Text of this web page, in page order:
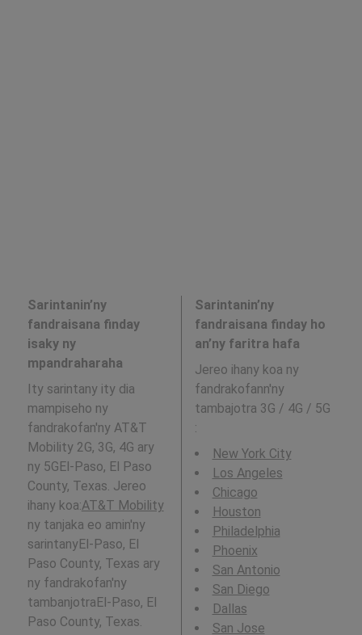
Sarintanin’ny
fandraisana finday
isaky ny
mpandraharaha
Ity sarintany ity dia
mampiseho ny
fandrakofan'ny AT&T
Mobility 2G, 3G, 4G ary
ny 5GEl-Paso, El Paso
County, Texas. Jereo
ihany koa:AT&T Mobility
ny tanjaka eo amin'ny
sarintanyEl-Paso, El
Paso County, Texas ary
ny fandrakofan'ny
tambanjotraEl-Paso, El
Paso County, Texas.
Sarintanin’ny
fandraisana finday ho
an’ny faritra hafa
Jereo ihany koa ny
fandrakofann'ny
tambajotra 3G / 4G / 5G
:
New York City
Los Angeles
Chicago
Houston
Philadelphia
Phoenix
San Antonio
San Diego
Dallas
San Jose